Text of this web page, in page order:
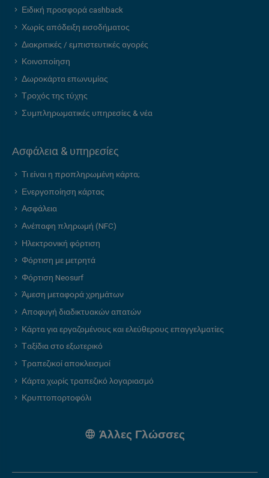
Ειδική προσφορά cashback
Χωρίς απόδειξη εισοδήματος
Διακριτικές / εμπιστευτικές αγορές
Κοινοποίηση
Δωροκάρτα επωνυμίας
Τροχός της τύχης
Συμπληρωματικές υπηρεσίες & νέα
Ασφάλεια & υπηρεσίες
Τι είναι η προπληρωμένη κάρτα;
Ενεργοποίηση κάρτας
Ασφάλεια
Ανέπαφη πληρωμή (NFC)
Ηλεκτρονική φόρτιση
Φόρτιση με μετρητά
Φόρτιση Neosurf
Άμεση μεταφορά χρημάτων
Αποφυγή διαδικτυακών απατών
Κάρτα για εργαζομένους και ελεύθερους επαγγελματίες
Ταξίδια στο εξωτερικό
Τραπεζικοί αποκλεισμοί
Κάρτα χωρίς τραπεζικό λογαριασμό
Κρυπτοπορτοφόλι
Άλλες Γλώσσες